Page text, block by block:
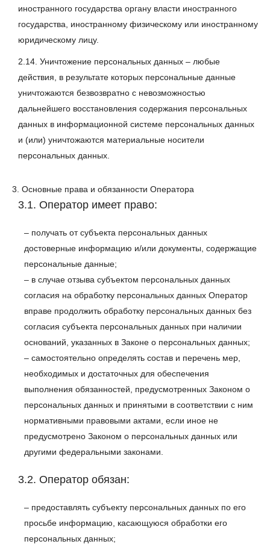
иностранного государства органу власти иностранного
государства, иностранному физическому или иностранному
юридическому лицу.
2.14. Уничтожение персональных данных – любые
действия, в результате которых персональные данные
уничтожаются безвозвратно с невозможностью
дальнейшего восстановления содержания персональных
данных в информационной системе персональных данных
и (или) уничтожаются материальные носители
персональных данных.
3. Основные права и обязанности Оператора
3.1. Оператор имеет право:
– получать от субъекта персональных данных
достоверные информацию и/или документы, содержащие
персональные данные;
– в случае отзыва субъектом персональных данных
согласия на обработку персональных данных Оператор
вправе продолжить обработку персональных данных без
согласия субъекта персональных данных при наличии
оснований, указанных в Законе о персональных данных;
– самостоятельно определять состав и перечень мер,
необходимых и достаточных для обеспечения
выполнения обязанностей, предусмотренных Законом о
персональных данных и принятыми в соответствии с ним
нормативными правовыми актами, если иное не
предусмотрено Законом о персональных данных или
другими федеральными законами.
3.2. Оператор обязан:
– предоставлять субъекту персональных данных по его
просьбе информацию, касающуюся обработки его
персональных данных;